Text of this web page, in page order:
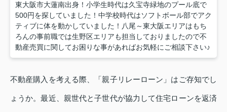
東大阪市大蓮南出身！小学生時代は久宝寺緑地のプール底で
500円を探していました！中学校時代はソフトボール部でアク
ティブに体を動かしていました！八尾～東大阪エリアはもち
ろんの事前職では生野区エリアも担当しておりましたので不
動産売買に関してお困りな事があればお気軽にご相談下さい♪
不動産購入を考える際、「親子リレーローン」はご存知でし
ょうか。最近、親世代と子世代が協力して住宅ローンを返済